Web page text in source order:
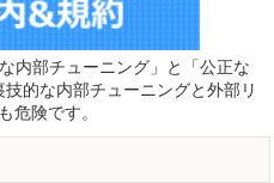
内部チューニング」と「公正な
的な内部チューニングと外部リ
危険です。